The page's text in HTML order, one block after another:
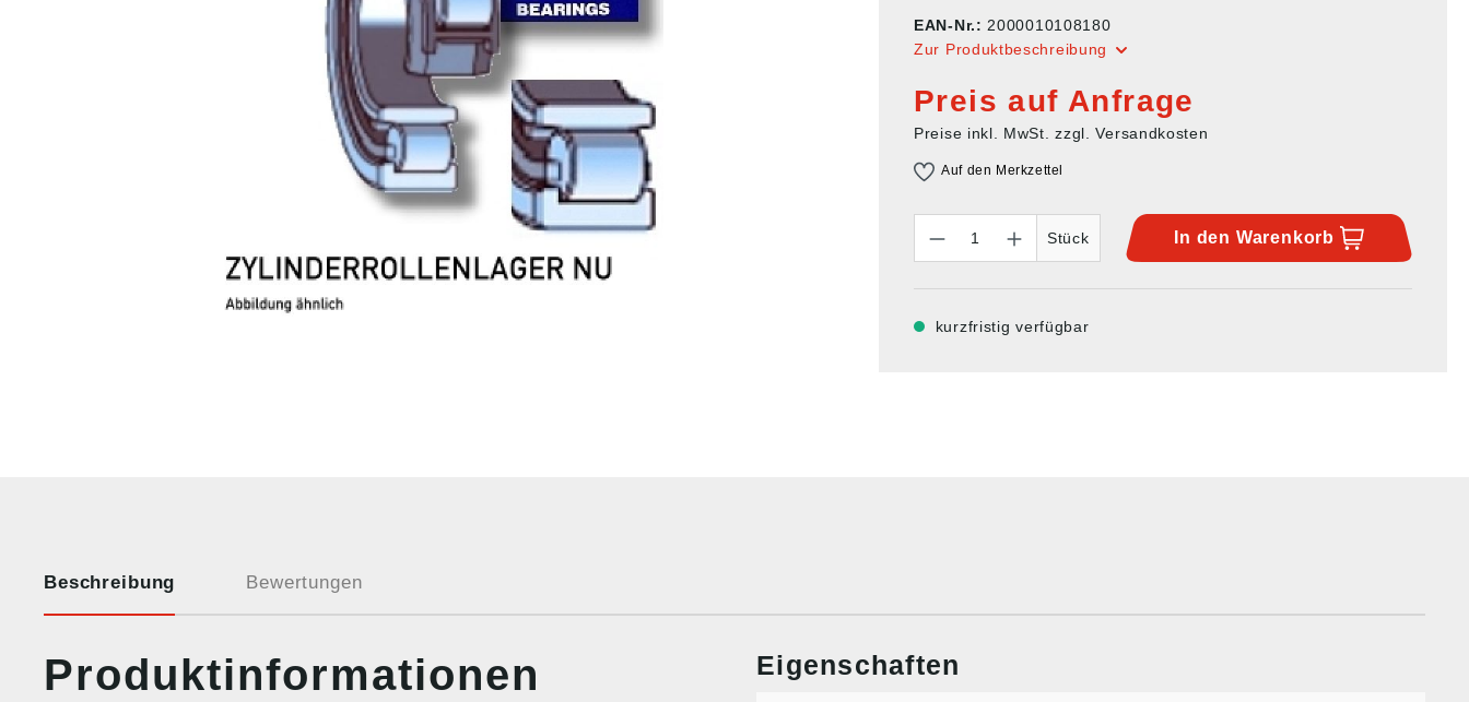
EAN-Nr.:2000010108180
Zur Produktbeschreibung
Preis auf Anfrage
Preise inkl. MwSt. zzgl. Versandkosten
Auf den Merkzettel
Stück
In den Warenkorb
kurzfristig verfügbar
Beschreibung Bewertungen
Produktinformationen
Eigenschaften